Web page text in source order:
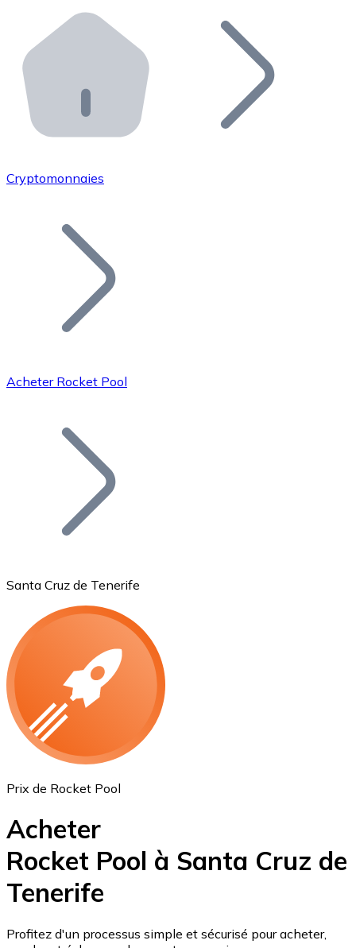
Distributeurs automatiques Bitnovo
Intégrez un ATM Bitnovo dans votre entreprise et
API Bitnovo
Intégrez notre API dans votre écosystème.
Rejoignez notre réseau de distributeurs et
Ajoutez le token de votre projet à notre service
Bitcoin
Ethereum
USD Coin
USDC
Cryptomonnaies
Acheter Rocket Pool
Santa Cruz de Tenerife
Prix de Rocket Pool
Acheter
Rocket Pool à Santa Cruz de
Tenerife
Profitez d'un processus simple et sécurisé pour acheter,